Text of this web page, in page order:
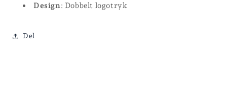
Design: Dobbelt logotryk
Del